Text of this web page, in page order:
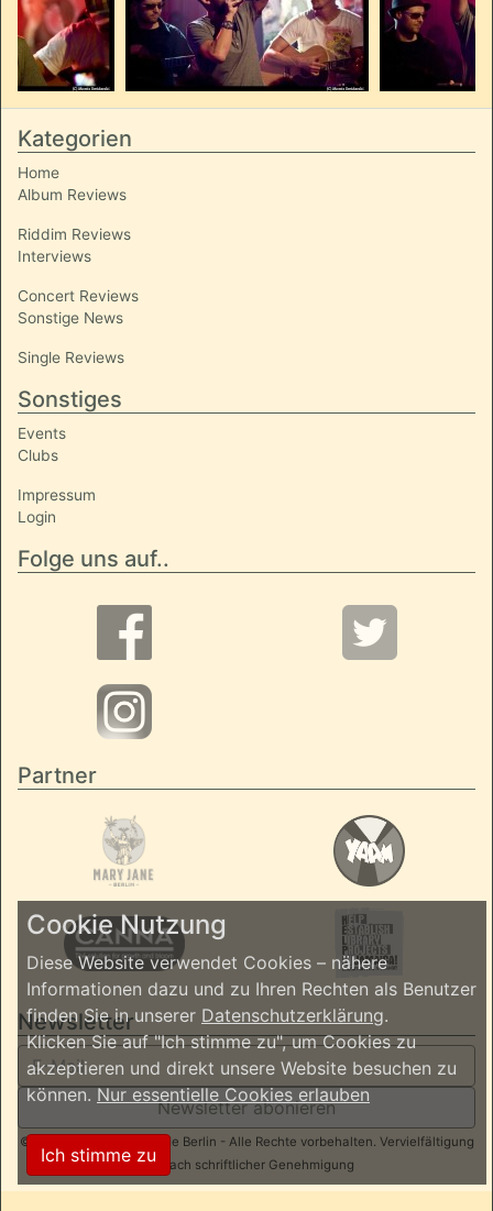
Kategorien
Home
Album Reviews
Riddim Reviews
Interviews
Concert Reviews
Sonstige News
Single Reviews
Sonstiges
Events
Clubs
Impressum
Login
Folge uns auf..
Partner
Newsletter
Newsletter abonieren
© 2026 ReggaeInBerlin.de Berlin - Alle Rechte vorbehalten. Vervielfältigung
nur nach schriftlicher Genehmigung
Cookie Nutzung
Diese Website verwendet Cookies – nähere
Informationen dazu und zu Ihren Rechten als Benutzer
finden Sie in unserer Datenschutzerklärung.
Klicken Sie auf "Ich stimme zu", um Cookies zu
akzeptieren und direkt unsere Website besuchen zu
können.Nur essentielle Cookies erlauben
Ich stimme zu